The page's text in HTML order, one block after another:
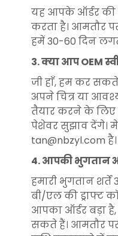
यह आपके ऑर्डर की
करता है। आमतौर
हमें 30-60 दिन
3. क्या आप OEM
जी हाँ, हम कर सकते
अपने चित्र या
तैयार करने के लिए
पेशेवर सुझाव देंगे।
tan@nbzyl.com है।
4. आपकी भुगतान
हमारी भुगतान शर्तें
बी/एल की ड्राफ्ट
आपका ऑर्डर बड़ा
सकते हैं। आमतौर